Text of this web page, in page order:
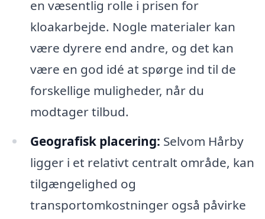
en væsentlig rolle i prisen for
kloakarbejde. Nogle materialer kan
være dyrere end andre, og det kan
være en god idé at spørge ind til de
forskellige muligheder, når du
modtager tilbud.
Geografisk placering: Selvom Hårby
ligger i et relativt centralt område, kan
tilgængelighed og
transportomkostninger også påvirke